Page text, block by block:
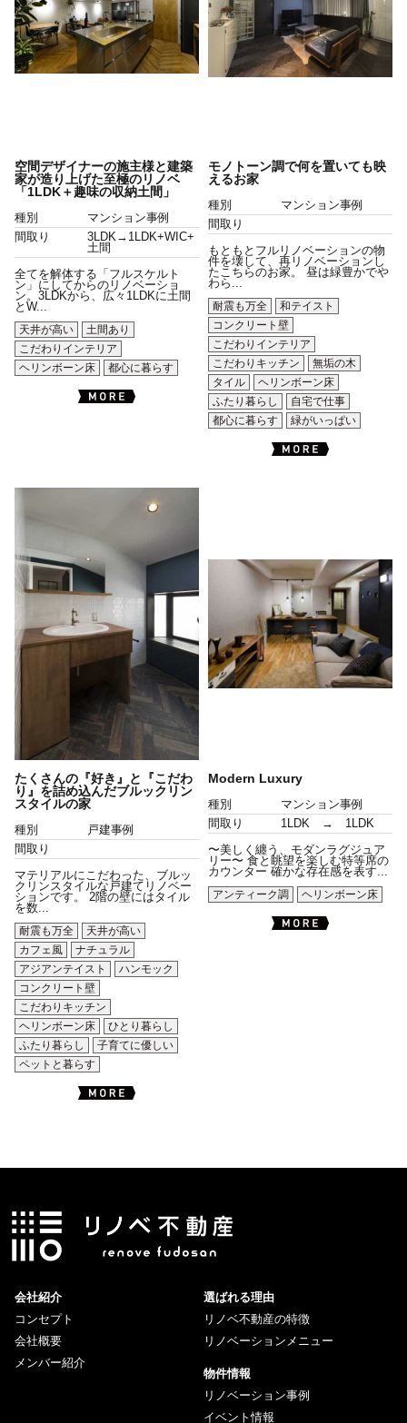
空間デザイナーの施主様と建築
家が造り上げた至極のリノベ
「1LDK＋趣味の収納土間」
種別
マンション事例
間取り
3LDK→1LDK+WIC+
土間
全てを解体する「フルスケルト
ン」にしてからのリノベーショ
ン。3LDKから、広々1LDKに土間
とW...
天井が高い
土間あり
こだわりインテリア
ヘリンボーン床
都心に暮らす
モノトーン調で何を置いても映
えるお家
種別
マンション事例
間取り
もともとフルリノベーションの物
件を壊して、再リノベーションし
たこちらのお家。 昼は緑豊かでや
わら...
耐震も万全
和テイスト
コンクリート壁
こだわりインテリア
こだわりキッチン
無垢の木
タイル
ヘリンボーン床
ふたり暮らし
自宅で仕事
都心に暮らす
緑がいっぱい
たくさんの『好き』と『こだわ
り』を詰め込んだブルックリン
スタイルの家
種別
戸建事例
間取り
マテリアルにこだわった、ブルッ
クリンスタイルな戸建てリノベー
ションです。 2階の壁にはタイル
を数...
耐震も万全
天井が高い
カフェ風
ナチュラル
アジアンテイスト
ハンモック
コンクリート壁
こだわりキッチン
ヘリンボーン床
ひとり暮らし
ふたり暮らし
子育てに優しい
ペットと暮らす
Modern Luxury
種別
マンション事例
間取り
1LDK → 1LDK
〜美しく纏う、モダンラグジュア
リー〜 食と眺望を楽しむ特等席の
カウンター 確かな存在感を表す...
アンティーク調
ヘリンボーン床
会社紹介
コンセプト
会社概要
メンバー紹介
選ばれる理由
リノベ不動産の特徴
リノベーションメニュー
物件情報
リノベーション事例
イベント情報